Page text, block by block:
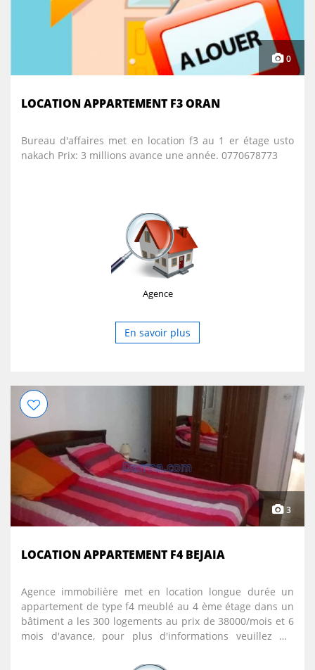
0
LOCATION APPARTEMENT F3 ORAN
Bureau d'affaires met en location f3 au 1 er étage usto
nakach Prix: 3 millions avance une année. 0770678773
Agence
En savoir plus
3
LOCATION APPARTEMENT F4 BEJAIA
Agence immobilière met en location longue durée un
appartement de type f4 meublé au 4 ème étage dans un
bâtiment a les 300 logements au prix de 38000/mois et 6
mois d'avance, pour plus d'informations veuillez me